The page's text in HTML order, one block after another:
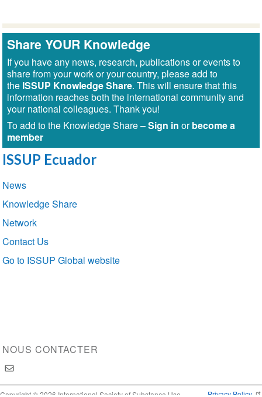
Share YOUR Knowledge
If you have any news, research, publications or events to
share from your work or your country, please add to
the ISSUP Knowledge Share. This will ensure that this
information reaches both the international community and
your national colleagues. Thank you!
To add to the Knowledge Share –Sign in orbecome a
member
ISSUP Ecuador
Section
navigation
News
Knowledge Share
Network
Contact Us
Go to ISSUP Global website
NOUS CONTACTER
Copyright © 2026 International Society of Substance Use Privacy Policy